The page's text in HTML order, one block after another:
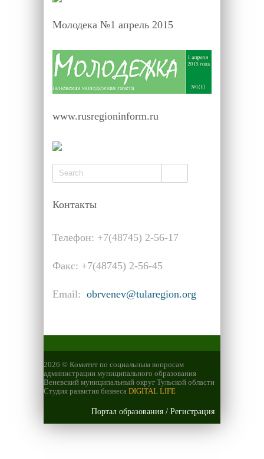
Молодека №1 апрель 2015
www.rusregioninform.ru
Контакты
Телефон: +7(48745) 2-56-17
Факс: +7(48745) 2-56-45
Email: obrvenev@tularegion.org
2026 © Комитет по социальным вопросам
администрации муниципального образования
Веневский муниципальный округ Тульской области
Студия развития бизнеса DIGITAL LIFE
Портал образования / Регистрация